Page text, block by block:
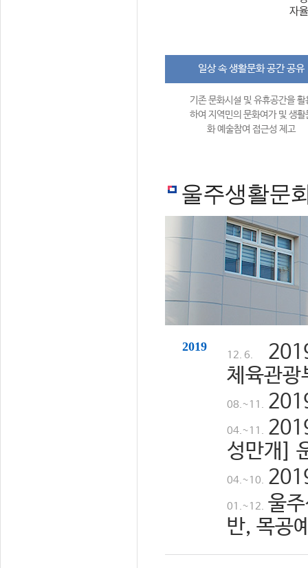
일상 속 생활문화 공간 공유
기존 문화시설 및 유휴공간을 활
하여 지역민의 문화여가 및 생활
화 예술참여 접근성 제고
울주생활문
2019
12. 6.
체육관광
08.~11.
04.~11.
성만개]
04.~10.
01.~12. 울
반, 목공